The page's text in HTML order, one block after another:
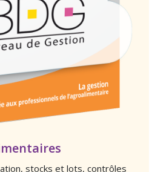
stocks et lots, contrôles